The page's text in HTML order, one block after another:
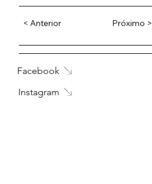
< Anterior Próximo >
Facebook
Instagram